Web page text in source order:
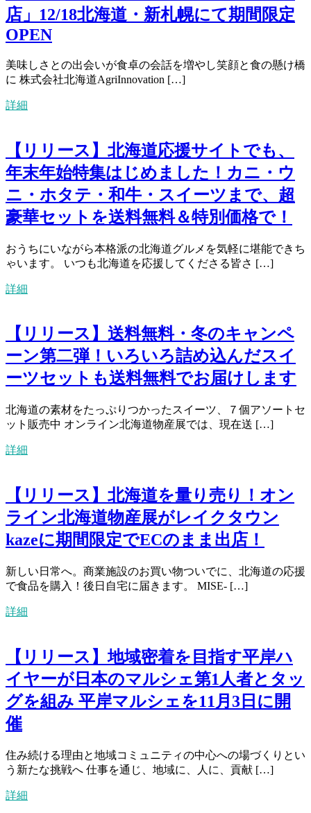
店」12/18北海道・新札幌にて期間限定
OPEN
美味しさとの出会いが食卓の会話を増やし笑顔と食の懸け橋
に 株式会社北海道AgriInnovation […]
詳細
【リリース】北海道応援サイトでも、
年末年始特集はじめました！カニ・ウ
ニ・ホタテ・和牛・スイーツまで、超
豪華セットを送料無料＆特別価格で！
おうちにいながら本格派の北海道グルメを気軽に堪能できち
ゃいます。 いつも北海道を応援してくださる皆さ […]
詳細
【リリース】送料無料・冬のキャンペ
ーン第二弾！いろいろ詰め込んだスイ
ーツセットも送料無料でお届けします
北海道の素材をたっぷりつかったスイーツ、７個アソートセ
ット販売中 オンライン北海道物産展では、現在送 […]
詳細
【リリース】北海道を量り売り！オン
ライン北海道物産展がレイクタウン
kazeに期間限定でECのまま出店！
新しい日常へ。商業施設のお買い物ついでに、北海道の応援
で食品を購入！後日自宅に届きます。 MISE- […]
詳細
【リリース】地域密着を目指す平岸ハ
イヤーが日本のマルシェ第1人者とタッ
グを組み 平岸マルシェを11月3日に開
催
住み続ける理由と地域コミュニティの中心への場づくりとい
う新たな挑戦へ 仕事を通じ、地域に、人に、貢献 […]
詳細